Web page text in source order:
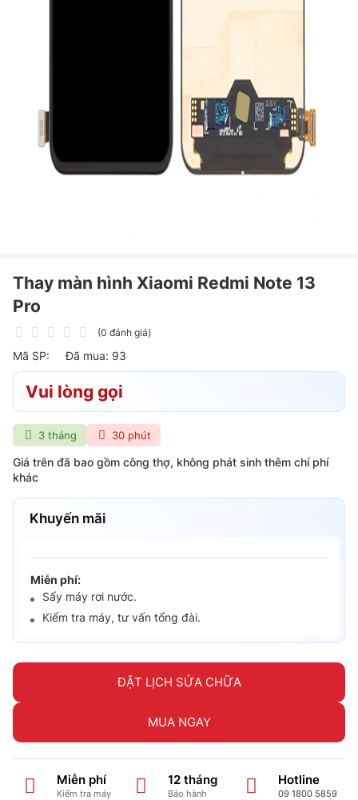
Thay màn hình Xiaomi Redmi Note 13
Pro
(0 đánh giá)
Mã SP: Đã mua: 93
Vui lòng gọi
3 tháng 30 phút
Giá trên đã bao gồm công thợ, không phát sinh thêm chí phí
khác
Khuyến mãi
Miễn phí:
Sấy máy rơi nước.
Kiểm tra máy, tư vấn tổng đài.
ĐẶT LỊCH SỬA CHỮA
MUA NGAY
Miễn phí
Kiểm tra máy
12 tháng
Bảo hành
Hotline
09 1800 5859